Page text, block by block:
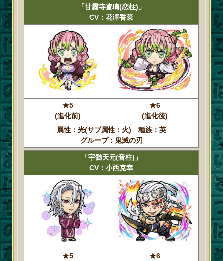
「甘露寺蜜璃(恋柱)」
CV：花澤香菜
★5
(進化前)
★6
(進化後)
属性：光(サブ属性：火) 種族：英
グループ：鬼滅の刃
「宇髄天元(音柱)」
CV：小西克幸
★5
★6